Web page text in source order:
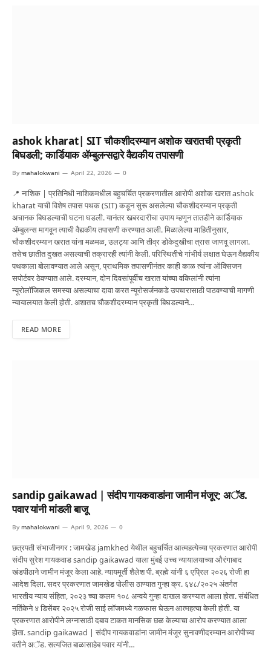
ashok kharat| SIT चौकशीदरम्यान अशोक खरातची प्रकृती
बिघडली; कार्डियाक ॲम्बुलन्सद्वारे वैद्यकीय तपासणी
By mahalokwani April 22, 2026 0
📍 नाशिक | प्रतिनिधी नाशिकमधील बहुचर्चित प्रकरणातील आरोपी अशोक खरात ashok
kharat याची विशेष तपास पथक (SIT) कडून सुरू असलेल्या चौकशीदरम्यान प्रकृती
अचानक बिघडल्याची घटना घडली. यानंतर खबरदारीचा उपाय म्हणून तातडीने कार्डियाक
ॲम्बुलन्स मागवून त्याची वैद्यकीय तपासणी करण्यात आली. मिळालेल्या माहितीनुसार,
चौकशीदरम्यान खरात यांना मळमळ, उलट्या आणि तीव्र डोकेदुखीचा त्रास जाणवू लागला.
तसेच छातीत दुखत असल्याची तक्रारही त्यांनी केली. परिस्थितीचे गांभीर्य लक्षात घेऊन वैद्यकीय
पथकाला बोलावण्यात आले असून, प्राथमिक तपासणीनंतर काही काळ त्यांना ऑक्सिजन
सपोर्टवर ठेवण्यात आले. दरम्यान, दोन दिवसांपूर्वीच खरात यांच्या वकिलांनी त्यांना
न्यूरोलॉजिकल समस्या असल्याचा दावा करत न्यूरोसर्जनकडे उपचारासाठी पाठवण्याची मागणी
न्यायालयात केली होती. अशातच चौकशीदरम्यान प्रकृती बिघडल्याने…
READ MORE
sandip gaikawad | संदीप गायकवाडांना जामीन मंजूर; अॅड.
पवार यांनी मांडली बाजू
By mahalokwani April 9, 2026 0
छत्रपती संभाजीनगर : जामखेड jamkhed येथील बहुचर्चित आत्महत्येच्या प्रकरणात आरोपी
संदीप सुरेश गायकवाड sandip gaikawad याला मुंबई उच्च न्यायालयाच्या औरंगाबाद
खंडपीठाने जामीन मंजूर केला आहे. न्यायमूर्ती शैलेश पी. ब्रह्मे यांनी ६ एप्रिल २०२६ रोजी हा
आदेश दिला. सदर प्रकरणात जामखेड पोलीस ठाण्यात गुन्हा क्र. ६४८/२०२५ अंतर्गत
भारतीय न्याय संहिता, २०२३ च्या कलम १०८ अन्वये गुन्हा दाखल करण्यात आला होता. संबंधित
नर्तिकेने ४ डिसेंबर २०२५ रोजी साई लॉजमध्ये गळफास घेऊन आत्महत्या केली होती. या
प्रकरणात आरोपीने लग्नासाठी दबाव टाकत मानसिक छळ केल्याचा आरोप करण्यात आला
होता. sandip gaikawad | संदीप गायकवाडांना जामीन मंजूर सुनावणीदरम्यान आरोपीच्या
वतीने अॅड. सत्यजित बाळासाहेब पवार यांनी…